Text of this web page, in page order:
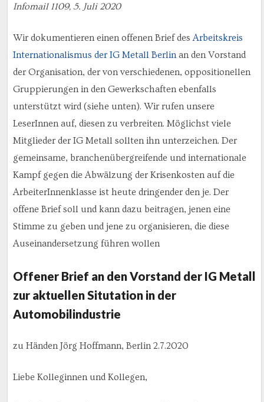
Infomail 1109, 5. Juli 2020
Wir dokumentieren einen offenen Brief desArbeitskreis
Internationalismus der IG Metall Berlinan den Vorstand
der Organisation, der von verschiedenen, oppositionellen
Gruppierungen in den Gewerkschaften ebenfalls
unterstützt wird (siehe unten). Wir rufen unsere
LeserInnen auf, diesen zu verbreiten. Möglichst viele
Mitglieder der IG Metall sollten ihn unterzeichen. Der
gemeinsame, branchenübergreifende und internationale
Kampf gegen die Abwälzung der Krisenkosten auf die
ArbeiterInnenklasse ist heute dringender den je. Der
offene Brief soll und kann dazu beitragen, jenen eine
Stimme zu geben und jene zu organisieren, die diese
Auseinandersetzung führen wollen
Offener Brief an den Vorstand der IG Metall
zur aktuellen Situtation in der
Automobilindustrie
zu Händen Jörg Hoffmann, Berlin 2.7.2020
Liebe Kolleginnen und Kollegen,